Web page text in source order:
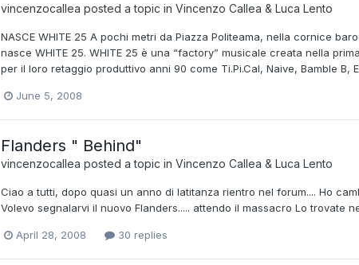
vincenzocallea posted a topic in Vincenzo Callea & Luca Lento
NASCE WHITE 25 A pochi metri da Piazza Politeama, nella cornice
nasce WHITE 25. WHITE 25 è una “factory” musicale creata nella
per il loro retaggio produttivo anni 90 come Ti.Pi.Cal, Naive, Bamble B,
June 5, 2008
Flanders " Behind"
vincenzocallea posted a topic in Vincenzo Callea & Luca Lento
Ciao a tutti, dopo quasi un anno di latitanza rientro nel forum.... Ho
Volevo segnalarvi il nuovo Flanders..... attendo il massacro Lo trovate
April 28, 2008 30 replies